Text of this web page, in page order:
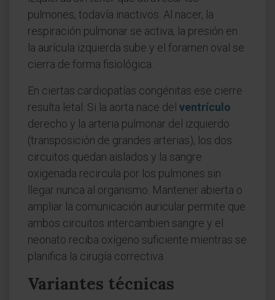
pulmones, todavía inactivos. Al nacer, la
respiración pulmonar se activa, la presión en
la aurícula izquierda sube y el foramen oval se
cierra de forma fisiológica.
En ciertas cardiopatías congénitas ese cierre
resulta letal. Si la aorta nace del ventrículo
derecho y la arteria pulmonar del izquierdo
(transposición de grandes arterias), los dos
circuitos quedan aislados y la sangre
oxigenada recircula por los pulmones sin
llegar nunca al organismo. Mantener abierta o
ampliar la comunicación auricular permite que
ambos circuitos intercambien sangre y el
neonato reciba oxígeno suficiente mientras se
planifica la cirugía correctiva.
Variantes técnicas